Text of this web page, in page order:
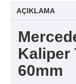
AÇIKLAMA
Kaliper
60mm